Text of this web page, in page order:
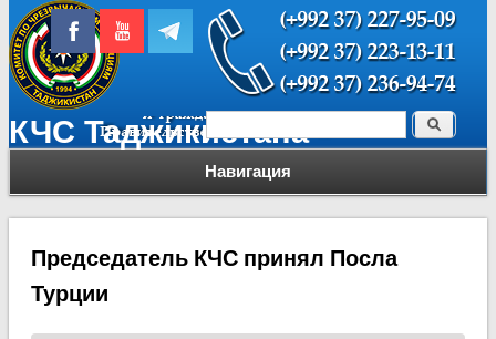
КЧС Таджикистана
Навигация
Форма поиска Поиск
Председатель КЧС принял Посла
Турции